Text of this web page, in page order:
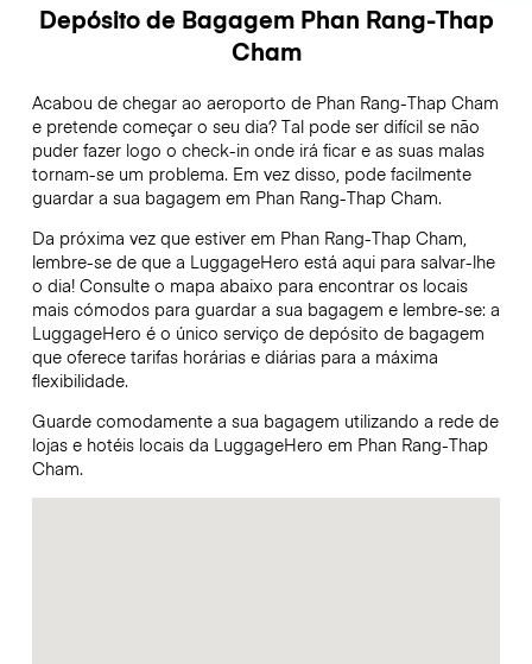
Depósito de Bagagem Phan Rang-Thap
Cham
Acabou de chegar ao aeroporto de Phan Rang-Thap Cham
e pretende começar o seu dia? Tal pode ser difícil se não
puder fazer logo o check-in onde irá ficar e as suas malas
tornam-se um problema. Em vez disso, pode facilmente
guardar a sua bagagem em Phan Rang-Thap Cham.
Da próxima vez que estiver em Phan Rang-Thap Cham,
lembre-se de que a LuggageHero está aqui para salvar-lhe
o dia! Consulte o mapa abaixo para encontrar os locais
mais cómodos para guardar a sua bagagem e lembre-se: a
LuggageHero é o único serviço de depósito de bagagem
que oferece tarifas horárias e diárias para a máxima
flexibilidade.
Guarde comodamente a sua bagagem utilizando a rede de
lojas e hotéis locais da LuggageHero em Phan Rang-Thap
Cham.